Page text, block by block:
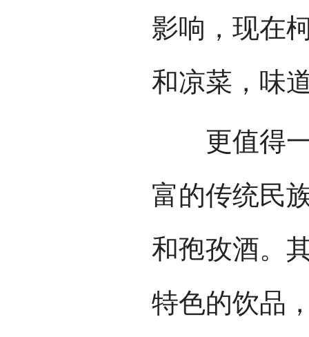
影响，现在
和凉菜，味
更值得一
富的传统民
和孢孜酒。
特色的饮品